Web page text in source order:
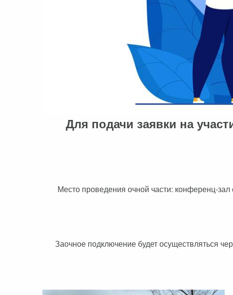
Для подачи заявки на
Место проведения очной части: конференц-
Заочное подключение будет осуществляться